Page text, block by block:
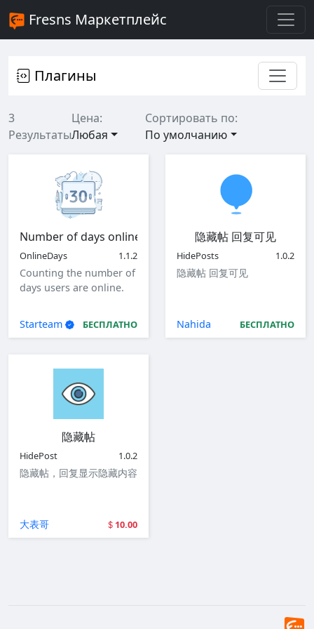
Fresns Маркетплейс
Плагины
3
Результаты
Цена:
Любая
Сортировать по:
По умолчанию
Number of days online
OnlineDays 1.1.2
Counting the number of
days users are online.
Starteam БЕСПЛАТНО
隐藏帖 回复可见
HidePosts 1.0.2
隐藏帖 回复可见
Nahida БЕСПЛАТНО
隐藏帖
HidePost 1.0.2
隐藏帖，回复显示隐藏内容
大表哥 10.00